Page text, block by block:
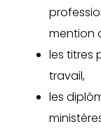
mention
les titres
travail,
les